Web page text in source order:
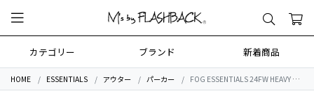
カテゴリー ブランド 新着商品
HOME ESSENTIALS アウター パーカー FOG ESSENTIALS 24FW HEAVY WEIGHT SWEAT HOODIE BLACK